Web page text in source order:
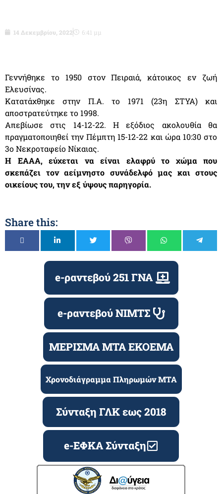
14 Δεκεμβρίου, 2022 6:41 μμ
Γεννήθηκε το 1950 στον Πειραιά, κάτοικος εν ζωή
Ελευσίνας.
Κατατάχθηκε στην Π.Α. το 1971 (23η ΣΤΥΑ) και
αποστρατεύτηκε το 1998.
Απεβίωσε στις 14-12-22. Η εξόδιος ακολουθία θα
πραγματοποιηθεί την Πέμπτη 15-12-22 και ώρα 10:30 στο
3ο Νεκροταφείο Νίκαιας.
Η ΕΑΑΑ, εύχεται να είναι ελαφρύ το χώμα που
σκεπάζει τον αείμνηστο συνάδελφό μας και στους
οικείους του, την εξ ύψους παρηγορία.
Share this:
e-ραντεβού 251 ΓΝΑ
e-ραντεβού ΝΙΜΤΣ
ΜΕΡΙΣΜΑ ΜΤΑ ΕΚΟΕΜΑ
Χρονοδιάγραμμα Πληρωμών ΜΤΑ
Σύνταξη ΓΛΚ εως 2018
e-ΕΦΚΑ Σύνταξη